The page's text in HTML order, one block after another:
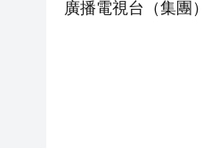
廣播電視台（集團